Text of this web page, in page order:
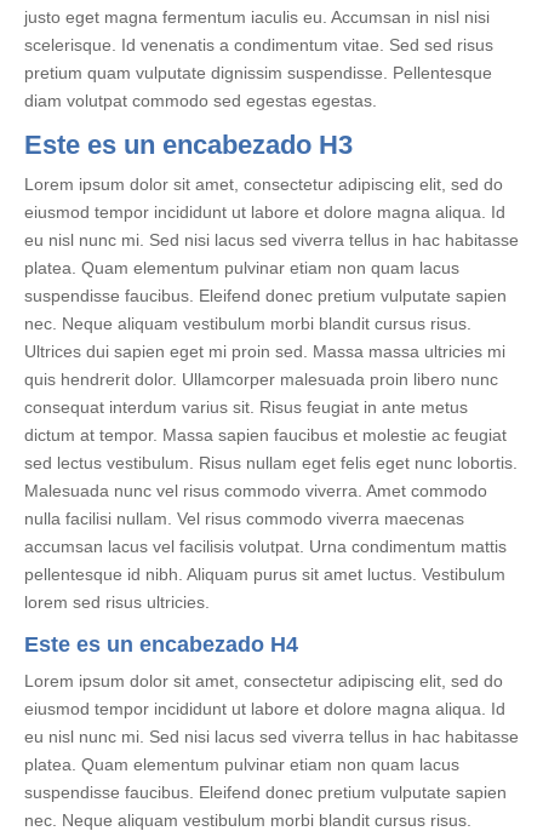
justo eget magna fermentum iaculis eu. Accumsan in nisl nisi
scelerisque. Id venenatis a condimentum vitae. Sed sed risus
pretium quam vulputate dignissim suspendisse. Pellentesque
diam volutpat commodo sed egestas egestas.
Este es un encabezado H3
Lorem ipsum dolor sit amet, consectetur adipiscing elit, sed do
eiusmod tempor incididunt ut labore et dolore magna aliqua. Id
eu nisl nunc mi. Sed nisi lacus sed viverra tellus in hac habitasse
platea. Quam elementum pulvinar etiam non quam lacus
suspendisse faucibus. Eleifend donec pretium vulputate sapien
nec. Neque aliquam vestibulum morbi blandit cursus risus.
Ultrices dui sapien eget mi proin sed. Massa massa ultricies mi
quis hendrerit dolor. Ullamcorper malesuada proin libero nunc
consequat interdum varius sit. Risus feugiat in ante metus
dictum at tempor. Massa sapien faucibus et molestie ac feugiat
sed lectus vestibulum. Risus nullam eget felis eget nunc lobortis.
Malesuada nunc vel risus commodo viverra. Amet commodo
nulla facilisi nullam. Vel risus commodo viverra maecenas
accumsan lacus vel facilisis volutpat. Urna condimentum mattis
pellentesque id nibh. Aliquam purus sit amet luctus. Vestibulum
lorem sed risus ultricies.
Este es un encabezado H4
Lorem ipsum dolor sit amet, consectetur adipiscing elit, sed do
eiusmod tempor incididunt ut labore et dolore magna aliqua. Id
eu nisl nunc mi. Sed nisi lacus sed viverra tellus in hac habitasse
platea. Quam elementum pulvinar etiam non quam lacus
suspendisse faucibus. Eleifend donec pretium vulputate sapien
nec. Neque aliquam vestibulum morbi blandit cursus risus.